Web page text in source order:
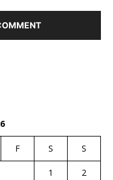
F S S
1
2